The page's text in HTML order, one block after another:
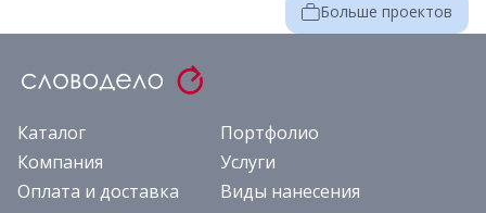
Больше проектов
Каталог
Портфолио
Компания
Услуги
Оплата и доставка
Виды нанесения